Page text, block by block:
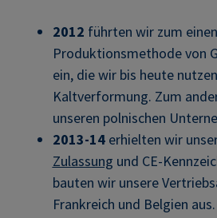
2012 führten wir zum
Produktionsmethode von
ein, die wir bis heute
Kaltverformung. Zum
unseren polnischen
2013-14erhielten wir
Zulassung und CE-
bauten wir unsere
Frankreich und Belgien aus.